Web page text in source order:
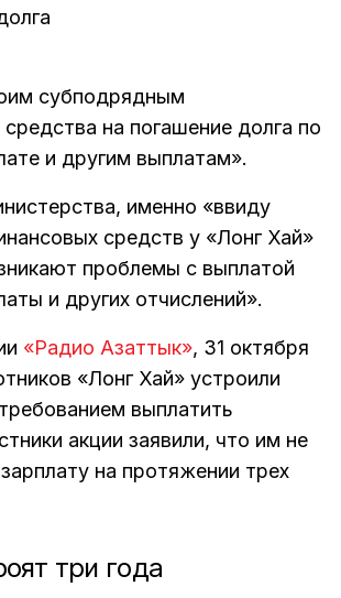
субподрядным
на погашение долга по
и другим выплатам».
именно «ввиду
средств у «Лонг Хай»
проблемы с выплатой
и других отчислений».
«Радио Азаттык», 31 октября
«Лонг Хай» устроили
выплатить
акции заявили, что им не
на протяжении трех
три года